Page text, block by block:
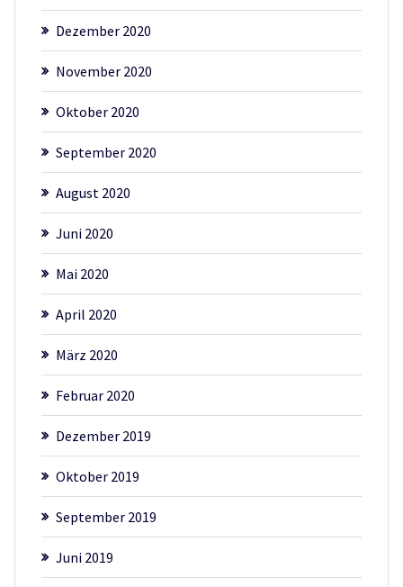
Dezember 2020
November 2020
Oktober 2020
September 2020
August 2020
Juni 2020
Mai 2020
April 2020
März 2020
Februar 2020
Dezember 2019
Oktober 2019
September 2019
Juni 2019